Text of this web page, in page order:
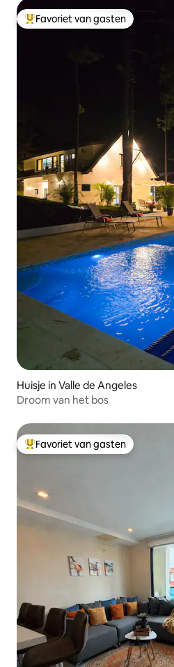
Topfavoriet van gasten
Favoriet van gasten
Huisje in Valle de Angeles
Droom van het bos
Topfavoriet van gasten
Favoriet van gasten